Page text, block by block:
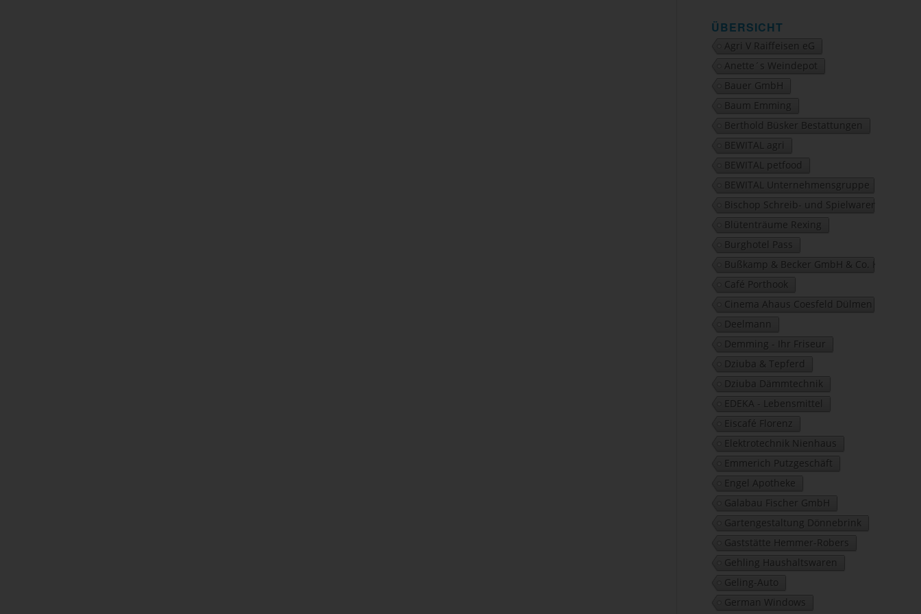
ÜBERSICHT
Agri V Raiffeisen eG
Anette´s Weindepot
Bauer GmbH
Baum Emming
Berthold Büsker Bestattungen
BEWITAL agri
BEWITAL petfood
BEWITAL Unternehmensgruppe
Bischop Schreib- und Spielwaren
Blütenträume Rexing
Burghotel Pass
Bußkamp & Becker GmbH & Co. KG
Café Porthook
Cinema Ahaus Coesfeld Dülmen
Deelmann
Demming - Ihr Friseur
Dziuba & Tepferd
Dziuba Dämmtechnik
EDEKA - Lebensmittel
Eiscafé Florenz
Elektrotechnik Nienhaus
Emmerich Putzgeschäft
Engel Apotheke
Galabau Fischer GmbH
Gartengestaltung Dönnebrink
Gaststätte Hemmer-Robers
Gehling Haushaltswaren
Geling-Auto
German Windows